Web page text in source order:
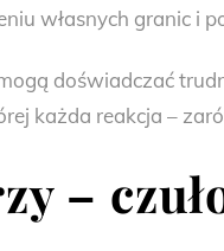
własnych granic i
doświadczać
każda reakcja –
–